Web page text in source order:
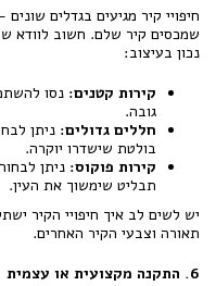
חיפויי קיר מגיעים בגדלים
שמכסים קיר שלם. חשוב לוודא
נכון בעיצוב:
קירות קטנים: נסו
גובה.
חללים גדולים: ניתן
בולטת שישדרו יוקרה.
קירות פוקוס: ניתן
תבליט שימשוך את העין.
יש לשים לב איך חיפויי הקיר
תאורה וצבעי הקיר האחרים.
6. התקנה מקצועית או עצמית